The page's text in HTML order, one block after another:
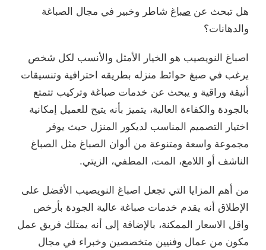
هل تبحث عن صباغ شاطر وخبير في مجال الصباغة
والدهانات؟
اصباغ النويصيب هو الخيار الأمثل والأنسب لكل شخص
يرغب في صبغ حوائط منزله بطريقه احترافية وتنسيقات
أنيقة وراقية و يبحث عن خدمات صباغة وتركيب تتمتع
بالجودة والكفاءة العالية، يتميز بأنه يتيح للعميل إمكانية
اختيار التصميم المناسب لديكور المنزل حيث يوفر
مجموعة واسعة ومتنوعة من ألوان الصباغ مثل الصباغ
الناشف أو اللامع، المت، المطفي، الزيتي.
من أهم المزايا التي تجعل اصباغ النويصيب الأفضل على
الإطلاق أنه يقدم خدمات صباغة عالية الجودة بأرخص
واقل الاسعار الممكنة، بالإضافة إلى أنه يمتلك فريق عمل
مكون من عمال وفنيين متخصصين وخبراء في مجال